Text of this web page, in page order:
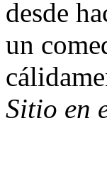
desde
un
Sitio en